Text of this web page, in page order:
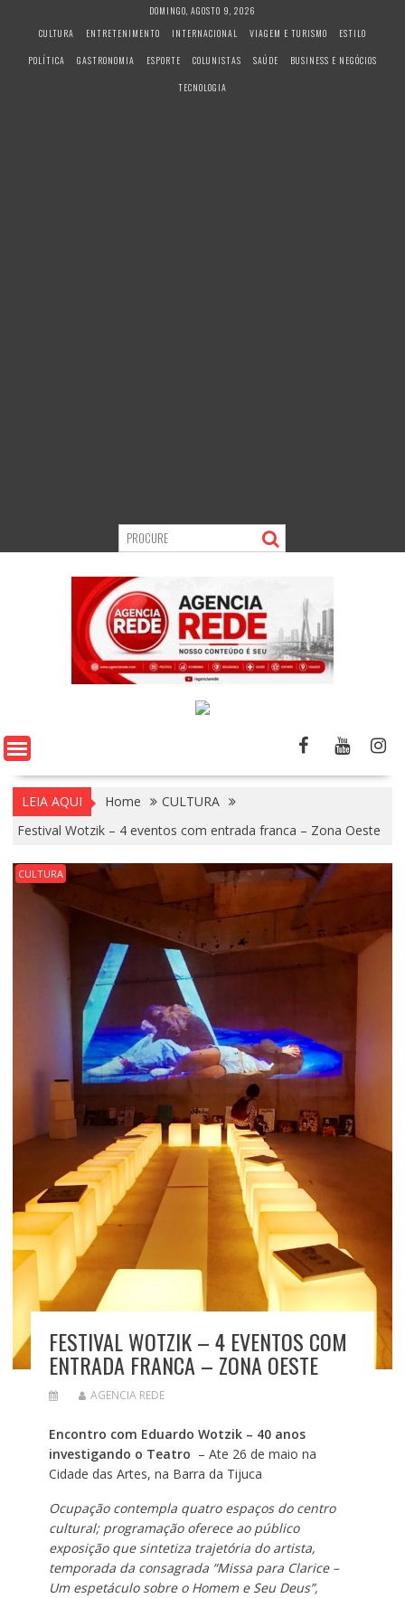
DOMINGO, AGOSTO 9, 2026
CULTURA
ENTRETENIMENTO INTERNACIONAL VIAGEM E TURISMO
ESTILO
POLÍTICA
GASTRONOMIA ESPORTE COLUNISTAS SAÚDE
BUSINESS E NEGÓCIOS
TECNOLOGIA
LEIA AQUI Home
CULTURA
Festival Wotzik – 4 eventos com entrada franca – Zona Oeste
CULTURA
FESTIVAL WOTZIK – 4 EVENTOS COM
ENTRADA FRANCA – ZONA OESTE
AGENCIA REDE
Encontro com Eduardo Wotzik – 40 anos
investigando o Teatro – Ate 26 de maio na
Cidade das Artes, na Barra da Tijuca
Ocupação contempla quatro espaços do centro
cultural; programação oferece ao público
exposição que sintetiza trajetória do artista,
temporada da consagrada “Missa para Clarice –
Um espetáculo sobre o Homem e Seu Deus”,